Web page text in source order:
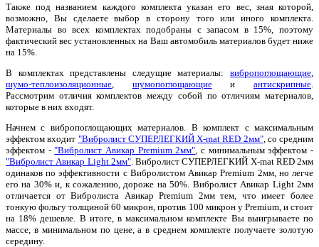
Также под названием каждого комплекта указан его вес, зная которой,
возможно, Вы сделаете выбор в сторону того или иного комплекта.
Материалы во всех комплектах подобраны с запасом в 15%, поэтому
фактический вес установленных на Ваш автомобиль материалов будет ниже
на 15%.
В комплектах представлены следущие материалы: вибропоглощающие
шумо-теплоизоляционные
шумопоглощающиеиантискрипные
Рассмотрим отличия комплектов между собой по отличиям материалов,
которые в них входят.
Начнем с вибропоглощающих материалов. В комплект с максимальным
эффектом входит "Вибролист СУПЕРЛЕГКИЙ X-mat RED 2мм", со средним
эффектом -"Вибролист Авикар Premium 2мм" , с минимальным эффектом -
"Вибролист Авикар Light 2мм". Вибролист СУПЕРЛЕГКИЙ X-mat RED 2мм
одинаков по эффективности с Вибролистом Авикар Premium 2мм, но легче
его на 30% и, к сожалению, дороже на 50%. Вибролист Авикар Light 2мм
отличается от Вибролиста Авикар Premium 2мм тем, что имеет более
тонкую фольгу толщиной 60 микрон, против 100 микрон у Premium, и стоит
на 18% дешевле. В итоге, в максимальном комплекте Вы выигрываете по
массе, в минимальном по цене, а в среднем комплекте получаете золотую
середину.